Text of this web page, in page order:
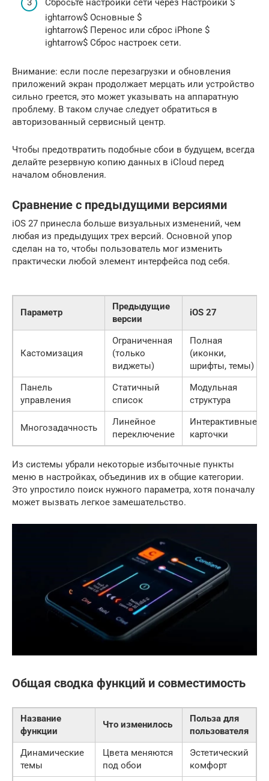
Сбросьте настройки сети через Настройки $
ightarrow$ Основные $
ightarrow$ Перенос или сброс iPhone $
ightarrow$ Сброс настроек сети.
Внимание: если после перезагрузки и обновления
приложений экран продолжает мерцать или устройство
сильно греется, это может указывать на аппаратную
проблему. В таком случае следует обратиться в
авторизованный сервисный центр.
Чтобы предотвратить подобные сбои в будущем, всегда
делайте резервную копию данных в iCloud перед
началом обновления.
Сравнение с предыдущими версиями
iOS 27 принесла больше визуальных изменений, чем
любая из предыдущих трех версий. Основной упор
сделан на то, чтобы пользователь мог изменить
практически любой элемент интерфейса под себя.
Параметр
Предыдущие
версии
iOS 27
Кастомизация
Ограниченная
(только
виджеты)
Полная
(иконки,
шрифты, темы)
Панель
управления
Статичный
список
Модульная
структура
Многозадачность
Линейное
переключение
Интерактивные
карточки
Из системы убрали некоторые избыточные пункты
меню в настройках, объединив их в общие категории.
Это упростило поиск нужного параметра, хотя поначалу
может вызвать легкое замешательство.
Общая сводка функций и совместимость
Название
функции
Что изменилось
Польза для
пользователя
Динамические
темы
Цвета меняются
под обои
Эстетический
комфорт